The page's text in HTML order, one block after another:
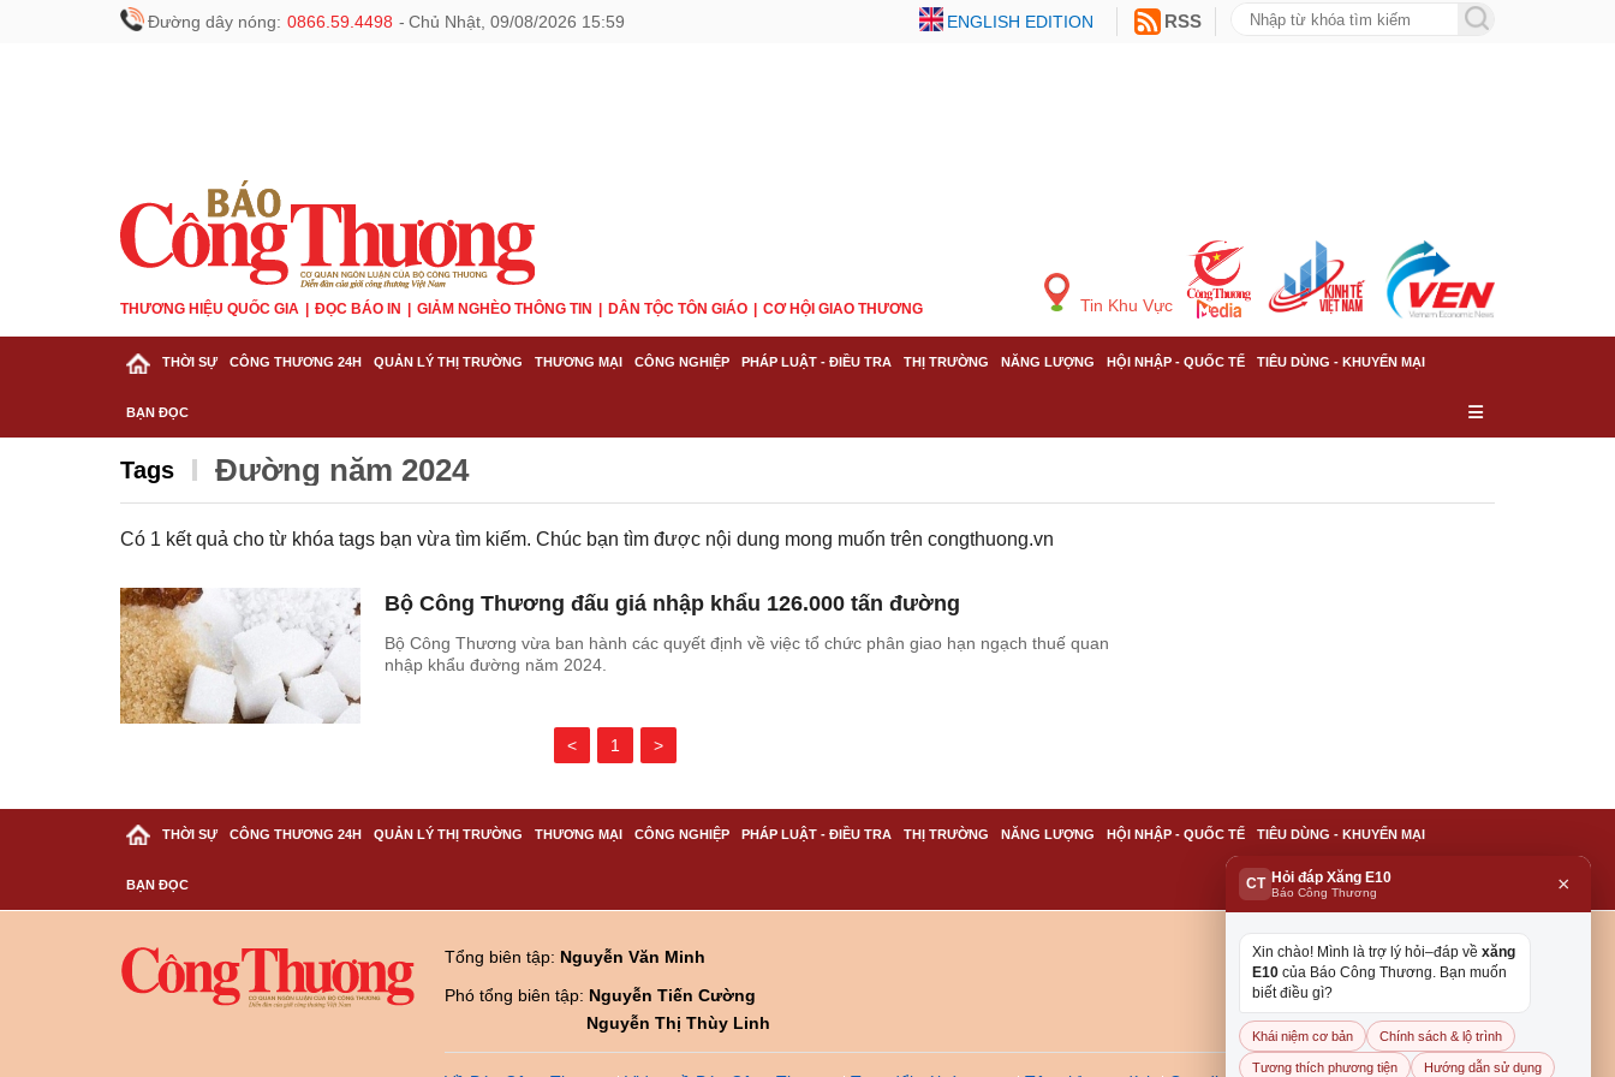
Đường dây nóng: 0866.59.4498 - Chủ Nhật, 09/08/2026 15:59 RSS
ENGLISH EDITION
THƯƠNG HIỆU QUỐC GIA ĐỌC BÁO IN GIẢM NGHÈO THÔNG TIN DÂN TỘC TÔN GIÁO CƠ HỘI GIAO THƯƠNG Tin Khu Vực
THỜI SỰ CÔNG THƯƠNG 24H QUẢN LÝ THỊ TRƯỜNG THƯƠNG MẠI CÔNG NGHIỆP PHÁP LUẬT - ĐIỀU TRA THỊ TRƯỜNG NĂNG LƯỢNG HỘI NHẬP - QUỐC TẾ TIÊU DÙNG - KHUYẾN MẠI
BẠN ĐỌC
Tags Đường năm 2024
Có 1 kết quả cho từ khóa tags bạn vừa tìm kiếm. Chúc bạn tìm được nội dung mong muốn trên congthuong.vn
Bộ Công Thương đấu giá nhập khẩu 126.000 tấn đường
Bộ Công Thương vừa ban hành các quyết định về việc tổ chức phân giao hạn ngạch thuế quan
nhập khẩu đường năm 2024.
< 1 >
THỜI SỰ CÔNG THƯƠNG 24H QUẢN LÝ THỊ TRƯỜNG THƯƠNG MẠI CÔNG NGHIỆP PHÁP LUẬT - ĐIỀU TRA THỊ TRƯỜNG NĂNG LƯỢNG HỘI NHẬP - QUỐC TẾ TIÊU DÙNG - KHUYẾN MẠI
BẠN ĐỌC
Tổng biên tập: Nguyễn Văn Minh
Phó tổng biên tập: Nguyễn Tiến Cường
Nguyễn Thị Thùy Linh
CT Hỏi đáp Xăng E10
Báo Công Thương ×
Xin chào! Mình là trợ lý hỏi–đáp về xăng
E10 của Báo Công Thương. Bạn muốn
biết điều gì?
Khái niệm cơ bản Chính sách & lộ trình
Tương thích phương tiện Hướng dẫn sử dụng